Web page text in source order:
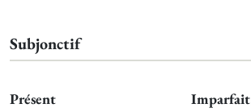
Subjonctif
Présent Imparfait